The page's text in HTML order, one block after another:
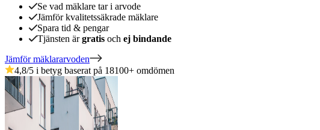
Se vad mäklare tar i arvode
Jämför kvalitetssäkrade mäklare
Spara tid & pengar
Tjänsten ärgratis och ej bindande
Jämför mäklararvoden
4,8/5 i betyg baserat på 18100+ omdömen